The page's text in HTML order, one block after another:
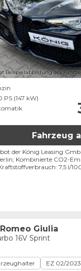
Beispielabbildung des
PS (147 kW)
Fahrzeug
der König Leasing
Kombinierte CO2-
7,5 l/
Giulia
16V Sprint
EZ 02/2023